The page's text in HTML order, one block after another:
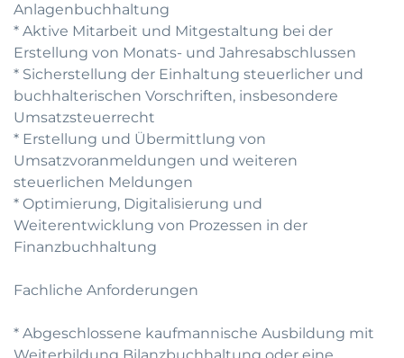
Anlagenbuchhaltung
* Aktive Mitarbeit und Mitgestaltung bei der
Erstellung von Monats- und Jahresabschlussen
* Sicherstellung der Einhaltung steuerlicher und
buchhalterischen Vorschriften, insbesondere
Umsatzsteuerrecht
* Erstellung und Übermittlung von
Umsatzvoranmeldungen und weiteren
steuerlichen Meldungen
* Optimierung, Digitalisierung und
Weiterentwicklung von Prozessen in der
Finanzbuchhaltung
Fachliche Anforderungen
* Abgeschlossene kaufmannische Ausbildung mit